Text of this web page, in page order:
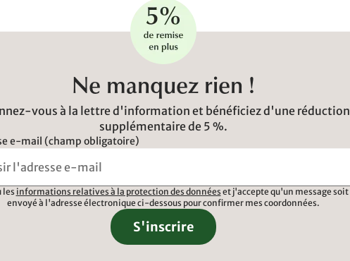
Ne manquez rien !
vous à la lettre d'information et bénéficiez d'une réduction
supplémentaire de 5 %.
e-mail (champ obligatoire)
les informations relatives à la protection des données et j'accepte qu'un message soit
envoyé à l'adresse électronique ci-dessous pour confirmer mes coordonnées.
S'inscrire